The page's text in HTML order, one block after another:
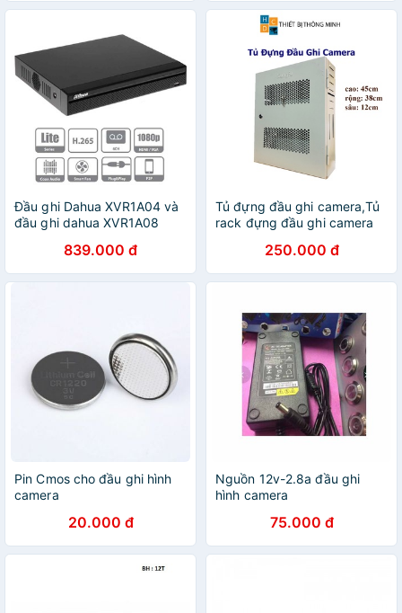
Đầu ghi Dahua XVR1A04 và
đầu ghi dahua XVR1A08
839.000 đ
Tủ đựng đầu ghi camera,Tủ
rack đựng đầu ghi camera
tĩnh điện250.000 đ
Pin Cmos cho đầu ghi hình
camera
20.000 đ
Nguồn 12v-2.8a đầu ghi
hình camera
75.000 đ